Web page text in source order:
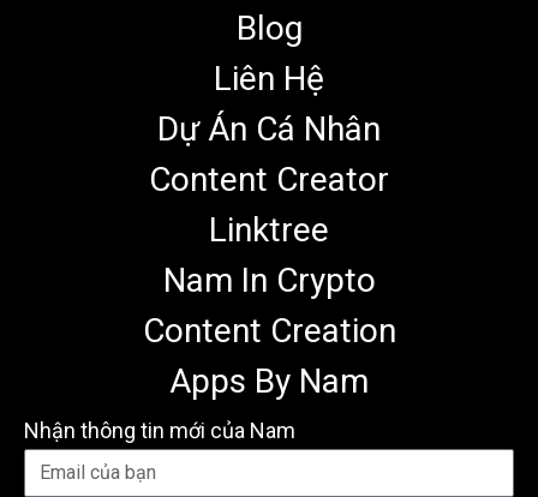
Blog
Liên Hệ
Dự Án Cá Nhân
Content Creator
Linktree
Nam In Crypto
Content Creation
Apps By Nam
Nhận thông tin mới của Nam